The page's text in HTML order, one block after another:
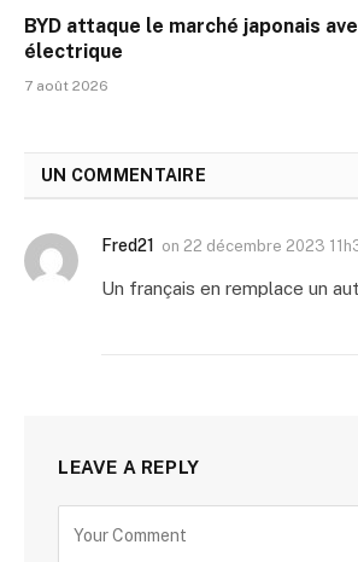
BYD attaque le marché japonais
électrique
7 août 2026
UN COMMENTAIRE
Fred21 on 22 décembre 2023
Un français en remplace un
LEAVE A REPLY